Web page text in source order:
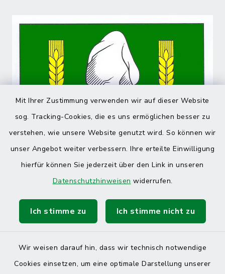
Mit Ihrer Zustimmung verwenden wir auf dieser Website
sog. Tracking-Cookies, die es uns ermöglichen besser zu
verstehen, wie unsere Website genutzt wird. So können wir
unser Angebot weiter verbessern. Ihre erteilte Einwilligung
hierfür können Sie jederzeit über den Link in unseren
Datenschutzhinweisen widerrufen.
Ich stimme zu Ich stimme nicht zu
Wir weisen darauf hin, dass wir technisch notwendige
Cookies einsetzen, um eine optimale Darstellung unserer